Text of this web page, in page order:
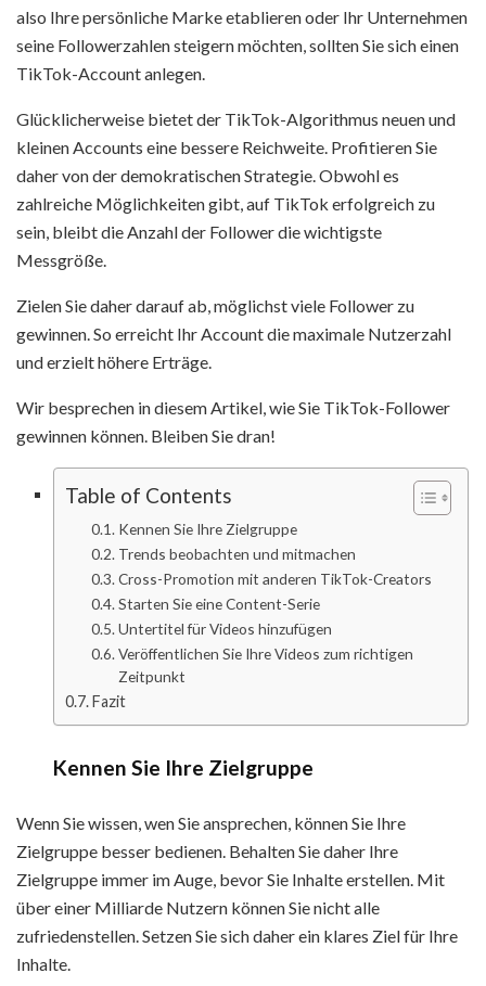
also Ihre persönliche Marke etablieren oder Ihr Unternehmen
seine Followerzahlen steigern möchten, sollten Sie sich einen
TikTok-Account anlegen.
Glücklicherweise bietet der TikTok-Algorithmus neuen und
kleinen Accounts eine bessere Reichweite. Profitieren Sie
daher von der demokratischen Strategie. Obwohl es
zahlreiche Möglichkeiten gibt, auf TikTok erfolgreich zu
sein, bleibt die Anzahl der Follower die wichtigste
Messgröße.
Zielen Sie daher darauf ab, möglichst viele Follower zu
gewinnen. So erreicht Ihr Account die maximale Nutzerzahl
und erzielt höhere Erträge.
Wir besprechen in diesem Artikel, wie Sie TikTok-Follower
gewinnen können. Bleiben Sie dran!
Table of Contents
Kennen Sie Ihre Zielgruppe
Trends beobachten und mitmachen
Cross-Promotion mit anderen TikTok-Creators
Starten Sie eine Content-Serie
Untertitel für Videos hinzufügen
Veröffentlichen Sie Ihre Videos zum richtigen
Zeitpunkt
Fazit
Kennen Sie Ihre Zielgruppe
Wenn Sie wissen, wen Sie ansprechen, können Sie Ihre
Zielgruppe besser bedienen. Behalten Sie daher Ihre
Zielgruppe immer im Auge, bevor Sie Inhalte erstellen. Mit
über einer Milliarde Nutzern können Sie nicht alle
zufriedenstellen. Setzen Sie sich daher ein klares Ziel für Ihre
Inhalte.